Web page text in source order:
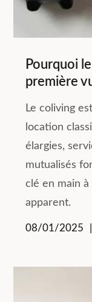
Pourquoi
première
Le coliving
location
élargies,
mutualisés
clé en main
apparent.
08/01/2025